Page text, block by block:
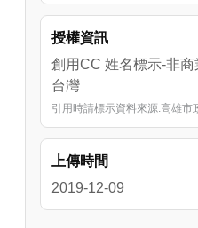
授權資訊
創用CC 姓名標示-非
台灣
引用時請標示資料來源:高雄市
上傳時間
2019-12-09